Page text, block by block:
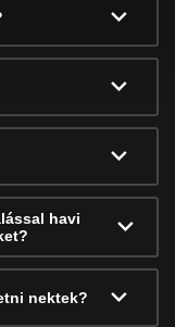
havi
nektek?